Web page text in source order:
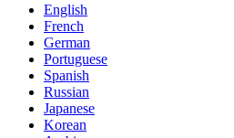
English
French
German
Portuguese
Spanish
Russian
Japanese
Korean